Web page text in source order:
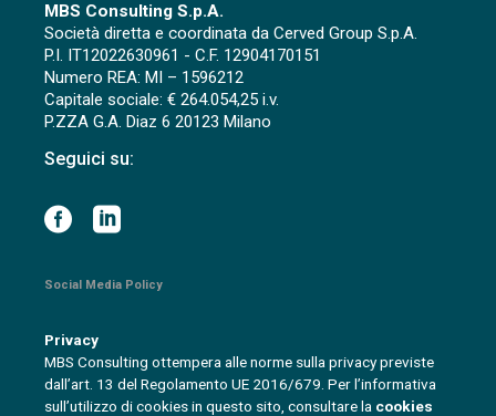
MBS Consulting S.p.A.
Società diretta e coordinata da Cerved Group S.p.A.
P.I. IT12022630961 - C.F. 12904170151
Numero REA: MI – 1596212
Capitale sociale: € 264.054,25 i.v.
P.ZZA G.A. Diaz 6 20123 Milano
Seguici su:
Social Media Policy
Privacy
MBS Consulting ottempera alle norme sulla privacy previste
dall’art. 13 del Regolamento UE 2016/679. Per l’informativa
sull’utilizzo di cookies in questo sito, consultare la cookies